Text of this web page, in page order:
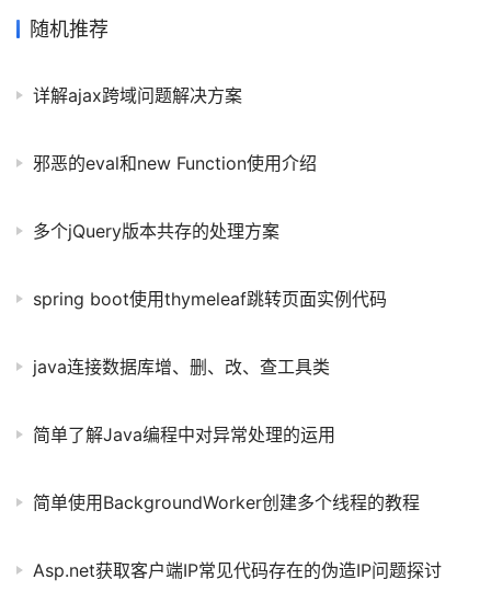
随机推荐
详解ajax跨域问题解决方案
邪恶的eval和new Function使用介绍
多个jQuery版本共存的处理方案
spring boot使用thymeleaf跳转页面实例代码
java连接数据库增、删、改、查工具类
简单了解Java编程中对异常处理的运用
简单使用BackgroundWorker创建多个线程的教程
Asp.net获取客户端IP常见代码存在的伪造IP问题探讨